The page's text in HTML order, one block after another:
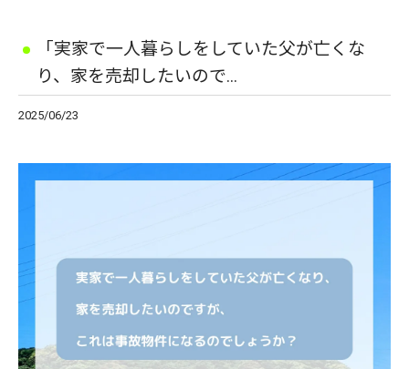
「実家で一人暮らしをしていた父が亡くな
り、家を売却したいので...
2025/06/23